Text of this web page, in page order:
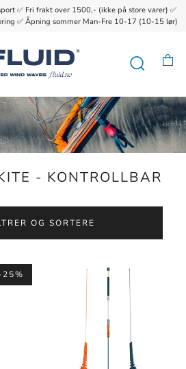
✅ Fri frakt over 1500,- (ikke på store varer) ✅
✅ Åpning sommer Man-Fre 10-17 (10-15 lør)
Søk
- KONTROLLBAR
OG SORTERE
25%
undefined